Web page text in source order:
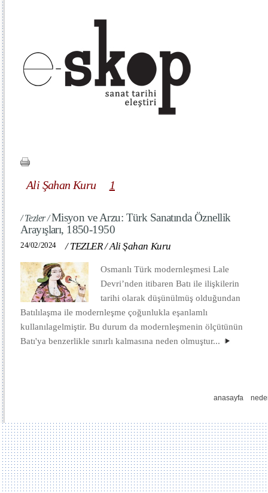
Ali Şahan Kuru 1
/ Tezler /Misyon ve Arzu: Türk Sanatında Öznellik
Arayışları, 1850-1950
24/02/2024 /TEZLER /Ali Şahan Kuru
Osmanlı Türk modernleşmesi Lale
Devri’nden itibaren Batı ile ilişkilerin
tarihi olarak düşünülmüş olduğundan
Batılılaşma ile modernleşme çoğunlukla eşanlamlı
kullanılagelmiştir. Bu durum da modernleşmenin ölçütünün
Batı'ya benzerlikle sınırlı kalmasına neden olmuştur...
anasayfa